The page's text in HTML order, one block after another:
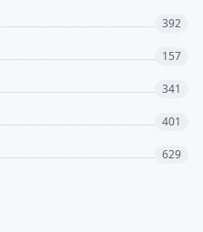
392
157
341
401
629